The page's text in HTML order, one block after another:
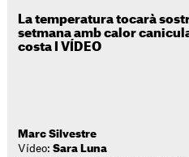
La temperatura tocarà
setmana amb calor
costa I VÍDEO
Marc Silvestre
Vídeo:Sara Luna